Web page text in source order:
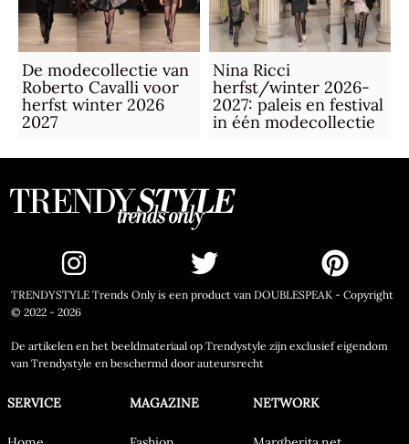
De modecollectie van
Roberto Cavalli voor
herfst winter 2026
2027
Nina Ricci
herfst/winter 2026-
2027: paleis en festival
in één modecollectie
TRENDYSTYLE Trends Only is een product van DOUBLESPEAK - Copyright
© 2022 - 2026
De artikelen en het beeldmateriaal op Trendystyle zijn exclusief eigendom
van Trendystyle en beschermd door auteursrecht
SERVICE MAGAZINE NETWORK